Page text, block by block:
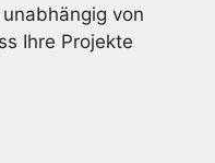
von
Ihre Projekte